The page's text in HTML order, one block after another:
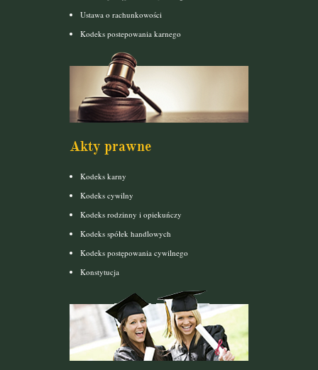
Ustawa o rachunkowości
Kodeks postepowania karnego
Akty prawne
Kodeks karny
Kodeks cywilny
Kodeks rodzinny i opiekuńczy
Kodeks spółek handlowych
Kodeks postępowania cywilnego
Konstytucja